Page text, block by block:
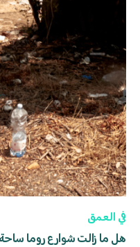
في العمق
هل ما زالت شوارع روما ساحة